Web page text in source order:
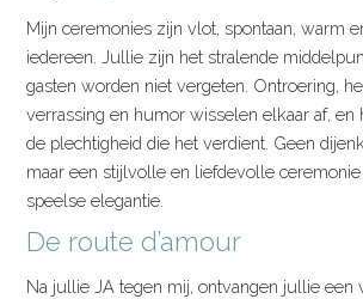
Mijn ceremonies zijn vlot, spontaan, warm
iedereen. Jullie zijn het stralende
gasten worden niet vergeten. Ontroering,
verrassing en humor wisselen elkaar af, en
de plechtigheid die het verdient. Geen
maar een stijlvolle en liefdevolle
speelse elegantie.
De route d’amour
Na jullie JA tegen mij, ontvangen jullie een